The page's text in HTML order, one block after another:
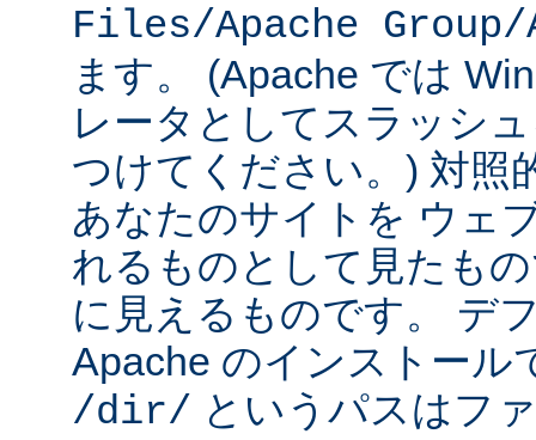
Files/Apache Group/
ます。 (Apache では
レータとしてスラッシ
つけてください。) 対照
あなたのサイトを ウェ
れるものとして見たも
に見えるものです。 デ
Apache のインストール
/dir/ というパスはフ